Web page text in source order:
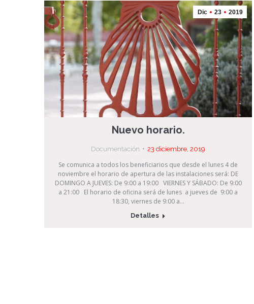
Dic 23 2019
Nuevo horario.
Documentación 23 diciembre, 2019
Se comunica a todos los beneficiarios que desde el lunes 4 de
noviembre el horario de apertura de las instalaciones será: DE
DOMINGO A JUEVES: De 9:00 a 19:00 VIERNES Y SÁBADO: De 9:00
a 21:00 El horario de oficina será de lunes a jueves de 9:00 a
18:30, viernes de 9:00 a…
Detalles